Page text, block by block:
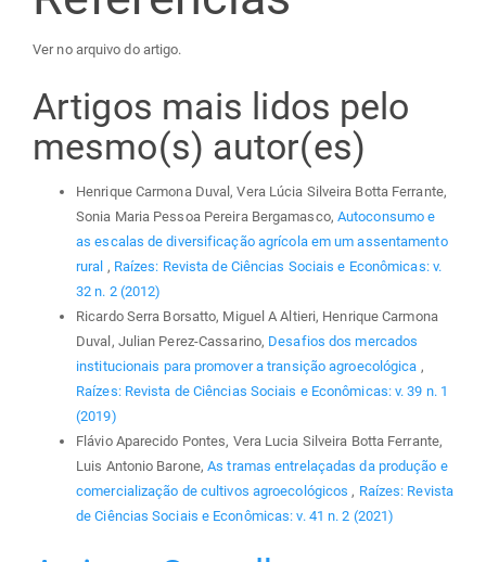
Ver no arquivo do artigo.
Artigos mais lidos pelo
mesmo(s) autor(es)
Henrique Carmona Duval, Vera Lúcia Silveira Botta Ferrante,
Sonia Maria Pessoa Pereira Bergamasco, Autoconsumo e
as escalas de diversificação agrícola em um assentamento
rural , Raízes: Revista de Ciências Sociais e Econômicas: v.
32 n. 2 (2012)
Ricardo Serra Borsatto, Miguel A Altieri, Henrique Carmona
Duval, Julian Perez-Cassarino, Desafios dos mercados
institucionais para promover a transição agroecológica ,
Raízes: Revista de Ciências Sociais e Econômicas: v. 39 n. 1
(2019)
Flávio Aparecido Pontes, Vera Lucia Silveira Botta Ferrante,
Luis Antonio Barone,As tramas entrelaçadas da produção e
comercialização de cultivos agroecológicos, Raízes: Revista
de Ciências Sociais e Econômicas: v. 41 n. 2 (2021)